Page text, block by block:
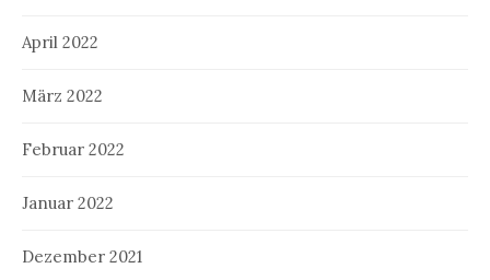
April 2022
März 2022
Februar 2022
Januar 2022
Dezember 2021